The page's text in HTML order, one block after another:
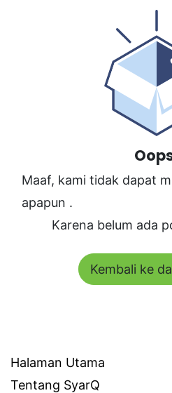
Maaf, kami tidak dapat
apapun .
Karena belum ada
Kembali ke
Halaman Utama
Tentang SyarQ